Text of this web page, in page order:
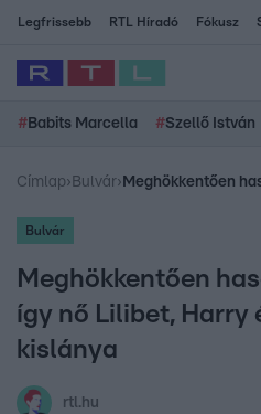
Legfrissebb RTL Híradó Fókusz
# Babits Marcella #Szellő István
Címlap› Bulvár›
Bulvár
Meghökkentően
így nő Lilibet, Harry
kislánya
rtl.hu